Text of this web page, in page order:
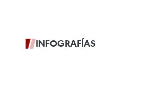
INFOGRAFÍAS